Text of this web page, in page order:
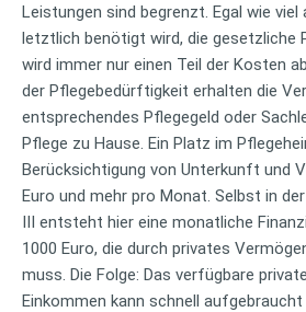
Leistungen sind begrenzt. Egal wie viel
letztlich benötigt wird, die gesetzliche
wird immer nur einen Teil der Kosten
der Pflegebedürftigkeit erhalten die
entsprechendes Pflegegeld oder
Pflege zu Hause. Ein Platz im
Berücksichtigung von Unterkunft und
Euro und mehr pro Monat. Selbst in
III entsteht hier eine monatliche
1000 Euro, die durch privates
muss. Die Folge: Das verfügbare
Einkommen kann schnell